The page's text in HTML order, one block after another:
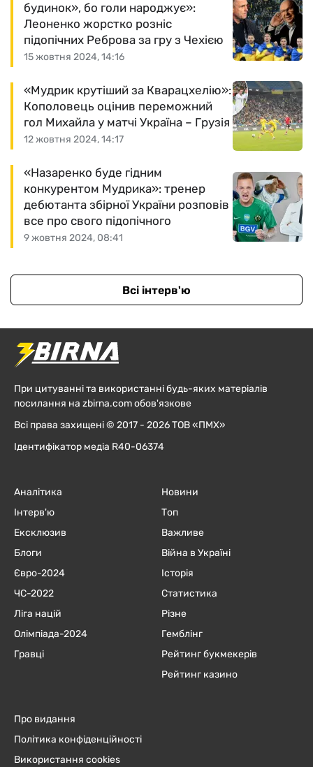
15 жовтня 2024, 14:16
будинок», бо голи народжує»:
Леоненко жорстко розніс
підопічних Реброва за гру з Чехією
12 жовтня 2024, 14:17
«Мудрик крутіший за Кварацхелію»:
Кополовець оцінив переможний
гол Михайла у матчі Україна – Грузія
9 жовтня 2024, 08:41
«Назаренко буде гідним
конкурентом Мудрика»: тренер
дебютанта збірної України розповів
все про свого підопічного
Всі інтерв'ю
При цитуванні та використанні будь-яких матеріалів
посилання на zbirna.com обов'язкове
Всі права захищені © 2017 - 2026 ТОВ «ПМХ»
Ідентифікатор медіа R40-06374
Аналітика
Інтерв'ю
Ексклюзив
Блоги
Євро-2024
ЧC-2022
Ліга націй
Олімпіада-2024
Гравці
Новини
Топ
Важливе
Війна в Україні
Історія
Статистика
Різне
Гемблінг
Рейтинг букмекерів
Рейтинг казино
Про видання
Політика конфіденційності
Використання cookies